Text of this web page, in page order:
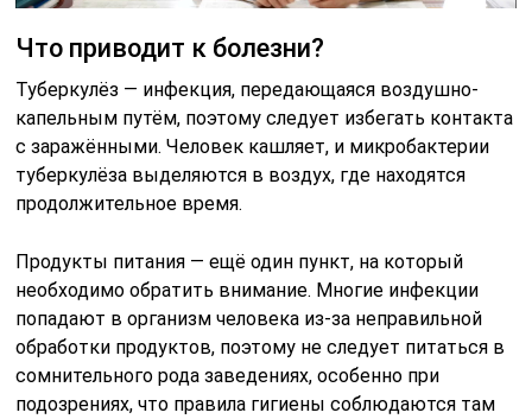
Что приводит к болезни?
Туберкулёз — инфекция, передающаяся воздушно-
капельным путём, поэтому следует избегать контакта
с заражёнными. Человек кашляет, и микробактерии
туберкулёза выделяются в воздух, где находятся
продолжительное время.
Продукты питания — ещё один пункт, на который
необходимо обратить внимание. Многие инфекции
попадают в организм человека из-за неправильной
обработки продуктов, поэтому не следует питаться в
сомнительного рода заведениях, особенно при
подозрениях, что правила гигиены соблюдаются там